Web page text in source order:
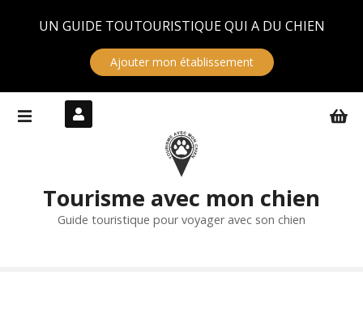
UN GUIDE TOUTOURISTIQUE QUI A DU CHIEN
Ajouter mon établissement
Tourisme avec mon chien
Guide touristique pour voyager avec son chien